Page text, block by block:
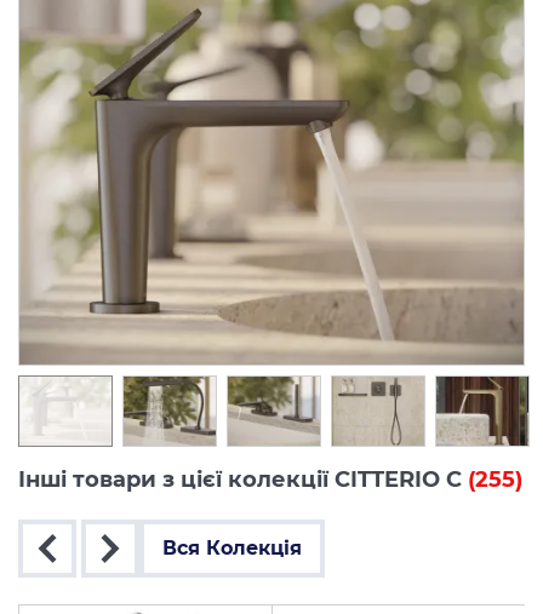
Інші товари з цієї колекції CITTERIO C (255)
Вся Колекція